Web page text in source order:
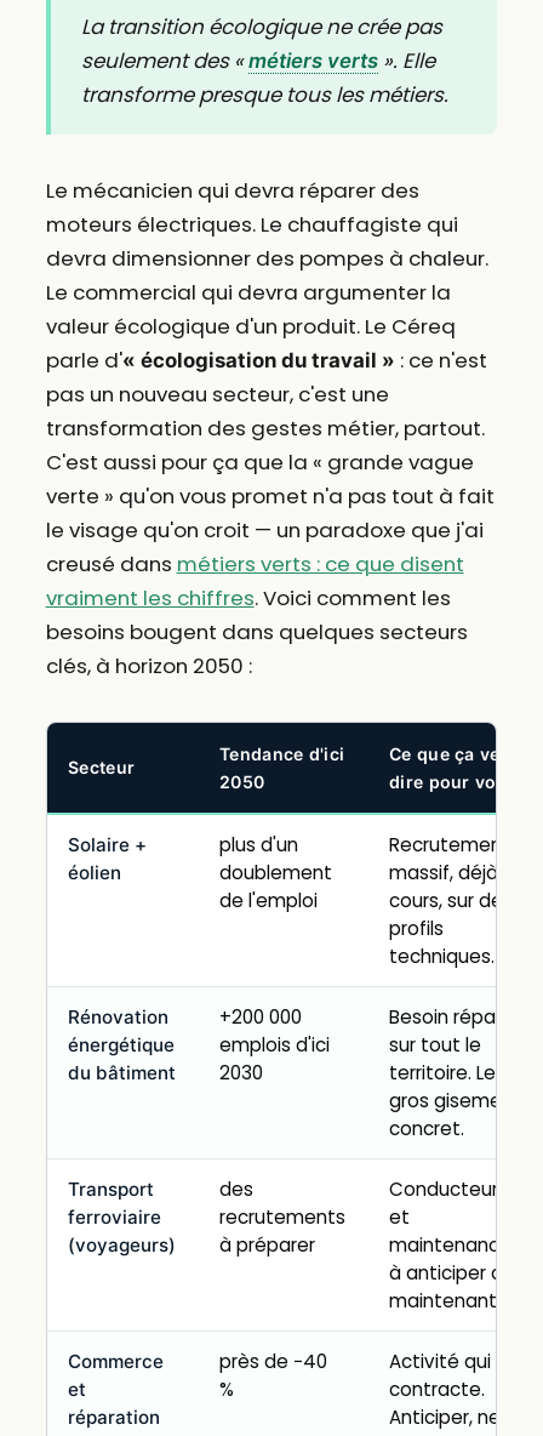
La transition écologique ne crée pas
seulement des «métiers verts ». Elle
transforme presque tous les métiers.
Le mécanicien qui devra réparer des
moteurs électriques. Le chauffagiste qui
devra dimensionner des pompes à chaleur.
Le commercial qui devra argumenter la
valeur écologique d'un produit. Le Céreq
parle d'« écologisation du travail » : ce n'est
pas un nouveau secteur, c'est une
transformation des gestes métier, partout.
C'est aussi pour ça que la « grande vague
verte » qu'on vous promet n'a pas tout à fait
le visage qu'on croit — un paradoxe que j'ai
creusé dans métiers verts : ce que disent
vraiment les chiffres. Voici comment les
besoins bougent dans quelques secteurs
clés, à horizon 2050 :
Secteur
Tendance d'ici
2050
Ce que ça veut
dire pour vous
Solaire +
éolien
plus d'un
doublement
de l'emploi
Recrutement
massif, déjà en
cours, sur des
profils
techniques.
Rénovation
énergétique
du bâtiment
+200 000
emplois d'ici
2030
Besoin réparti
sur tout le
territoire. Le
gros gisement
concret.
Transport
ferroviaire
(voyageurs)
des
recrutements
à préparer
Conducteurs
et
maintenance,
à anticiper dès
maintenant.
Commerce
et
réparation
près de −40
%
Activité qui se
contracte.
Anticiper, ne